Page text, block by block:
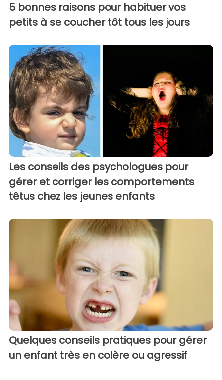
5 bonnes raisons pour habituer vos
petits à se coucher tôt tous les jours
Les conseils des psychologues pour
gérer et corriger les comportements
têtus chez les jeunes enfants
Quelques conseils pratiques pour gérer
un enfant très en colère ou agressif